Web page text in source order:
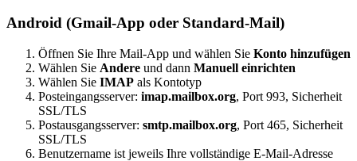
Android (Gmail-App oder Standard-Mail)
Öffnen Sie Ihre Mail-App und wählen Sie Konto hinzufügen
Wählen Sie Andere und dann Manuell einrichten
Wählen Sie IMAP als Kontotyp
Posteingangsserver: imap.mailbox.org, Port 993, Sicherheit
SSL/TLS
Postausgangsserver: smtp.mailbox.org, Port 465, Sicherheit
SSL/TLS
Benutzername ist jeweils Ihre vollständige E-Mail-Adresse